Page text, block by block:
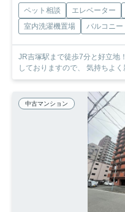
ペット相談 エレベーター
室内洗濯機置場
バルコニー
JR吉塚駅まで徒歩7分と好立
しておりますので、 気持ちよ
中古マンション